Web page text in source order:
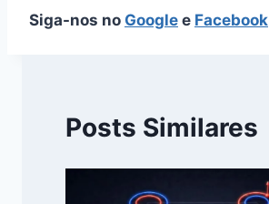
Siga-nos no Google e Facebook
Posts Similares